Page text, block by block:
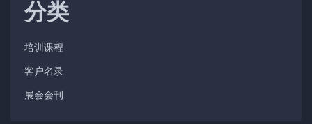
分类
培训课程
客户名录
展会会刊